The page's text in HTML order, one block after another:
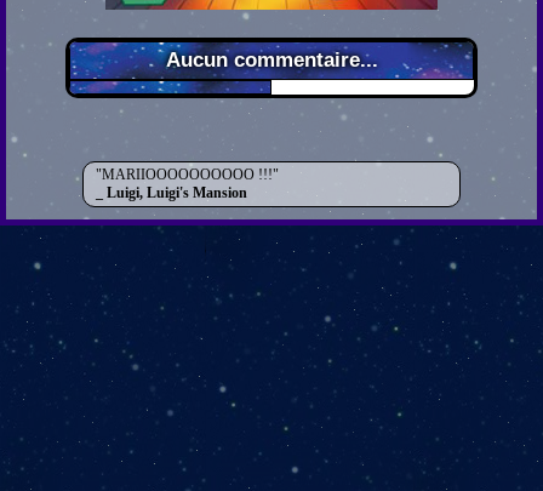
Aucun commentaire...
MARIIOOOOOOOOOO !!!
Luigi, Luigi's Mansion